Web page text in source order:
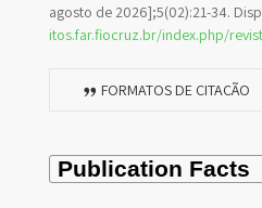
agosto de 2026];5(02):21-34.
itos.far.fiocruz.br/index.php/
FORMATOS DE CITAÇÃO